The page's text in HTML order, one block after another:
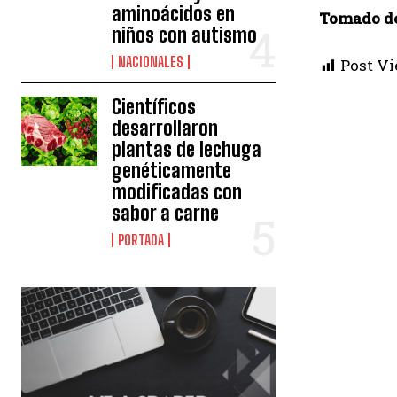
aminoácidos en
niños con autismo
NACIONALES
Científicos
desarrollaron
plantas de lechuga
genéticamente
modificadas con
sabor a carne
PORTADA
Tomado
Post